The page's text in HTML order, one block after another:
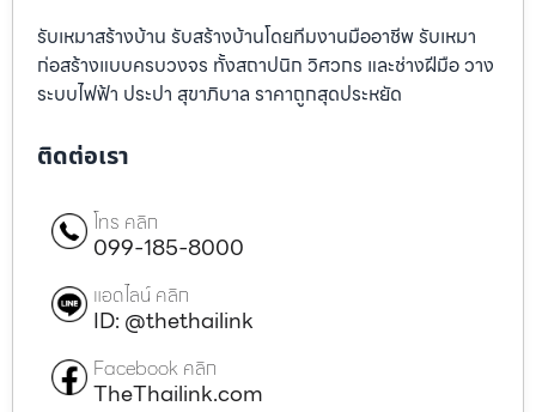
รับเหมาสร้างบ้าน รับสร้างบ้านโดยทีมงานมืออาชีพ รับเหมา
ก่อสร้างแบบครบวงจร ทั้งสถาปนิก วิศวกร และช่างฝีมือ วาง
ระบบไฟฟ้า ประปา สุขาภิบาล ราคาถูกสุดประหยัด
ติดต่อเรา
โทร คลิก
099-185-8000
แอดไลน์ คลิก
ID: @thethailink
Facebook คลิก
TheThailink.com